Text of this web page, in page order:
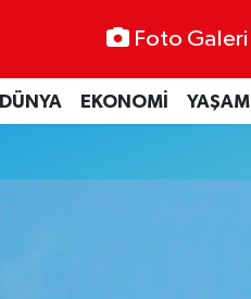
Foto Galeri
DÜNYA EKONOMİ YAŞAM